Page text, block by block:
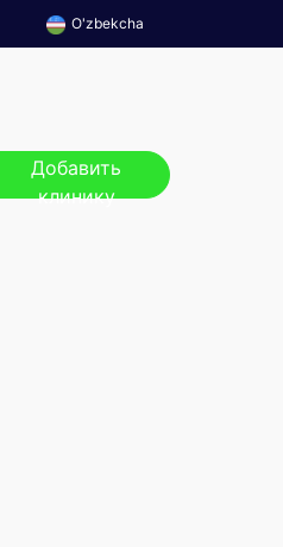
O'zbekcha
Добавить
клинику